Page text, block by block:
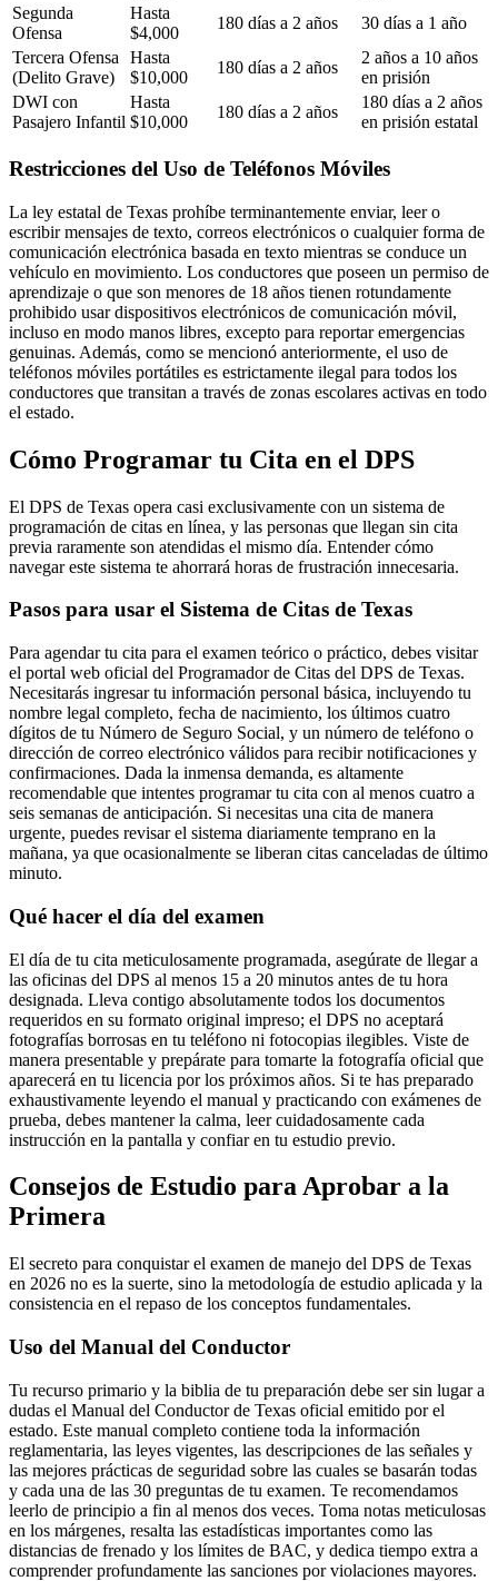
Segunda
Ofensa
Hasta
$4,000
180 días a 2 años
30 días a 1 año
Tercera Ofensa
(Delito Grave)
Hasta
$10,000
180 días a 2 años
2 años a 10 años
en prisión
DWI con
Pasajero Infantil
Hasta
$10,000
180 días a 2 años
180 días a 2 años
en prisión estatal
Restricciones del Uso de Teléfonos Móviles
La ley estatal de Texas prohíbe terminantemente enviar, leer o
escribir mensajes de texto, correos electrónicos o cualquier forma de
comunicación electrónica basada en texto mientras se conduce un
vehículo en movimiento. Los conductores que poseen un permiso de
aprendizaje o que son menores de 18 años tienen rotundamente
prohibido usar dispositivos electrónicos de comunicación móvil,
incluso en modo manos libres, excepto para reportar emergencias
genuinas. Además, como se mencionó anteriormente, el uso de
teléfonos móviles portátiles es estrictamente ilegal para todos los
conductores que transitan a través de zonas escolares activas en todo
el estado.
Cómo Programar tu Cita en el DPS
El DPS de Texas opera casi exclusivamente con un sistema de
programación de citas en línea, y las personas que llegan sin cita
previa raramente son atendidas el mismo día. Entender cómo
navegar este sistema te ahorrará horas de frustración innecesaria.
Pasos para usar el Sistema de Citas de Texas
Para agendar tu cita para el examen teórico o práctico, debes visitar
el portal web oficial del Programador de Citas del DPS de Texas.
Necesitarás ingresar tu información personal básica, incluyendo tu
nombre legal completo, fecha de nacimiento, los últimos cuatro
dígitos de tu Número de Seguro Social, y un número de teléfono o
dirección de correo electrónico válidos para recibir notificaciones y
confirmaciones. Dada la inmensa demanda, es altamente
recomendable que intentes programar tu cita con al menos cuatro a
seis semanas de anticipación. Si necesitas una cita de manera
urgente, puedes revisar el sistema diariamente temprano en la
mañana, ya que ocasionalmente se liberan citas canceladas de último
minuto.
Qué hacer el día del examen
El día de tu cita meticulosamente programada, asegúrate de llegar a
las oficinas del DPS al menos 15 a 20 minutos antes de tu hora
designada. Lleva contigo absolutamente todos los documentos
requeridos en su formato original impreso; el DPS no aceptará
fotografías borrosas en tu teléfono ni fotocopias ilegibles. Viste de
manera presentable y prepárate para tomarte la fotografía oficial que
aparecerá en tu licencia por los próximos años. Si te has preparado
exhaustivamente leyendo el manual y practicando con exámenes de
prueba, debes mantener la calma, leer cuidadosamente cada
instrucción en la pantalla y confiar en tu estudio previo.
Consejos de Estudio para Aprobar a la
Primera
El secreto para conquistar el examen de manejo del DPS de Texas
en 2026 no es la suerte, sino la metodología de estudio aplicada y la
consistencia en el repaso de los conceptos fundamentales.
Uso del Manual del Conductor
Tu recurso primario y la biblia de tu preparación debe ser sin lugar a
dudas el Manual del Conductor de Texas oficial emitido por el
estado. Este manual completo contiene toda la información
reglamentaria, las leyes vigentes, las descripciones de las señales y
las mejores prácticas de seguridad sobre las cuales se basarán todas
y cada una de las 30 preguntas de tu examen. Te recomendamos
leerlo de principio a fin al menos dos veces. Toma notas meticulosas
en los márgenes, resalta las estadísticas importantes como las
distancias de frenado y los límites de BAC, y dedica tiempo extra a
comprender profundamente las sanciones por violaciones mayores.